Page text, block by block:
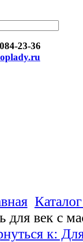
084-23-36
для век с
к: